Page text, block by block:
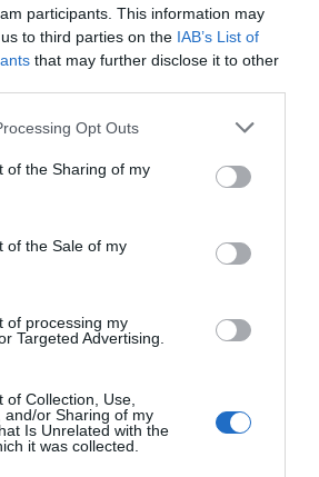
participants. This information may
to third parties on the IAB’s List of
that may further disclose it to other
Opt Outs
of the Sharing of my
of the Sale of my
of processing my
Targeted Advertising.
of Collection, Use,
and/or Sharing of my
Is Unrelated with the
it was collected.